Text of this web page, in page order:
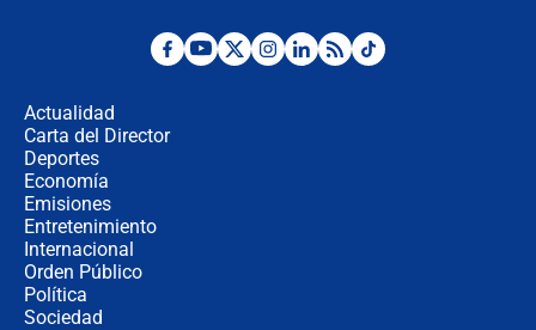
Posesión de Abelardo De La Espriella
Actualidad
Carta del Director
Deportes
Economía
Emisiones
Entretenimiento
Internacional
Orden Público
Política
Sociedad